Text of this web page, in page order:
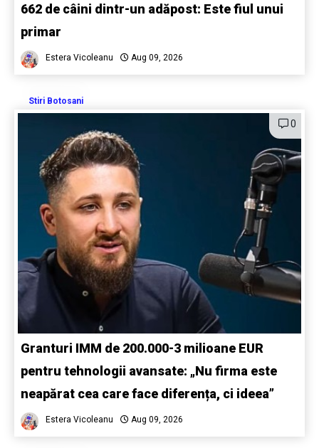
662 de câini dintr-un adăpost: Este fiul unui
primar
Estera Vicoleanu Aug 09, 2026
Stiri Botosani
0
Granturi IMM de 200.000-3 milioane EUR
pentru tehnologii avansate: „Nu firma este
neapărat cea care face diferența, ci ideea”
Estera Vicoleanu Aug 09, 2026